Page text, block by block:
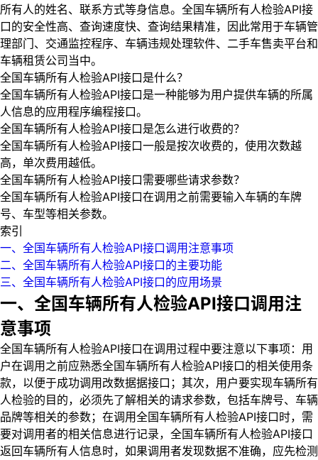
所有人的姓名、联系方式等身信息。全国车辆所有人检验API接
口的安全性高、查询速度快、查询结果精准，因此常用于车辆管
理部门、交通监控程序、车辆违规处理软件、二手车售卖平台和
车辆租赁公司当中。
全国车辆所有人检验API接口是什么？
全国车辆所有人检验API接口是一种能够为用户提供车辆的所属
人信息的应用程序编程接口。
全国车辆所有人检验API接口是怎么进行收费的？
全国车辆所有人检验API接口一般是按次收费的，使用次数越
高，单次费用越低。
全国车辆所有人检验API接口需要哪些请求参数？
全国车辆所有人检验API接口在调用之前需要输入车辆的车牌
号、车型等相关参数。
索引
一、全国车辆所有人检验API接口调用注意事项
二、全国车辆所有人检验API接口的主要功能
三、全国车辆所有人检验API接口的应用场景
一、全国车辆所有人检验API接口调用注
意事项
全国车辆所有人检验API接口在调用过程中要注意以下事项：用
户在调用之前应熟悉全国车辆所有人检验API接口的相关使用条
款，以便于成功调用改数据据接口；其次，用户要实现车辆所有
人检验的目的，必须先了解相关的请求参数，包括车牌号、车辆
品牌等相关的参数；在调用全国车辆所有人检验API接口时，需
要对调用者的相关信息进行记录，全国车辆所有人检验API接口
返回车辆所有人信息时，如果调用者发现数据不准确，应先检测